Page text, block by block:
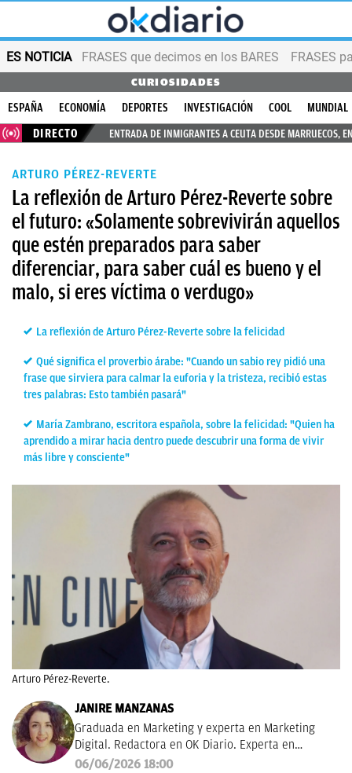
ES NOTICIA FRASES que decimos en los BARES FRASES
CURIOSIDADES
ESPAÑA ECONOMÍA DEPORTES INVESTIGACIÓN COOL
MUNDIAL
DIRECTO
ENTRADA DE INMIGRANTES A CEUTA DESDE MARRUECOS,
ARTURO PÉREZ-REVERTE
La reflexión de Arturo Pérez-Reverte sobre
el futuro: «Solamente sobrevivirán aquellos
que estén preparados para saber
diferenciar, para saber cuál es bueno y el
malo, si eres víctima o verdugo»
La reflexión de Arturo Pérez-Reverte sobre la felicidad
Qué significa el proverbio árabe: "Cuando un sabio rey pidió una
frase que sirviera para calmar la euforia y la tristeza, recibió estas
tres palabras: Esto también pasará"
María Zambrano, escritora española, sobre la felicidad: "Quien ha
aprendido a mirar hacia dentro puede descubrir una forma de vivir
más libre y consciente"
Arturo Pérez-Reverte.
JANIRE MANZANAS
Graduada en Marketing y experta en Marketing
Digital. Redactora en OK Diario. Experta en
curiosidades, mascotas, consumo y Lotería de
06/06/2026 18:00